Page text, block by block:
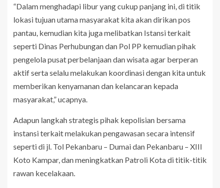
“Dalam menghadapi libur yang cukup panjang ini, di titik
lokasi tujuan utama masyarakat kita akan dirikan pos
pantau, kemudian kita juga melibatkan Istansi terkait
seperti Dinas Perhubungan dan Pol PP kemudian pihak
pengelola pusat perbelanjaan dan wisata agar berperan
aktif serta selalu melakukan koordinasi dengan kita untuk
memberikan kenyamanan dan kelancaran kepada
masyarakat,” ucapnya.
Adapun langkah strategis pihak kepolisian bersama
instansi terkait melakukan pengawasan secara intensif
seperti di jl. Tol Pekanbaru – Dumai dan Pekanbaru – XIII
Koto Kampar, dan meningkatkan Patroli Kota di titik-titik
rawan kecelakaan.